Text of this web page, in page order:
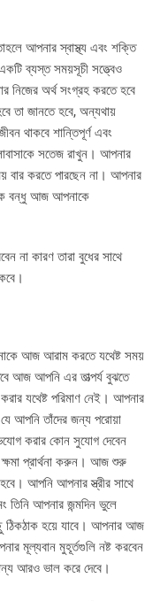
আপনার স্বাস্থ্য এবং শক্তি
ব্যস্ত সময়সূচী সত্ত্বেও
নিজের অর্থ সংগ্রহ করতে হবে
তা জানতে হবে, অন্যথায়
থাকবে শান্তিপূর্ণ এবং
সতেজ রাখুন। আপনার
বার করতে পারছেন না। আপনার
বন্ধু আজ আপনাকে
না কারণ তারা বুধের সাথে
আজ আরাম করতে যথেষ্ট সময়
আজ আপনি এর তাত্পর্য বুঝতে
যথেষ্ট পরিমাণ নেই। আপনার
আপনি তাঁদের জন্য পরোয়া
করার কোন সুযোগ দেবেন
ক্ষমা প্রার্থনা করুন। আজ শুরু
আপনি আপনার স্ত্রীর সাথে
তিনি আপনার জন্মদিন ভুলে
ঠিকঠাক হয়ে যাবে। আপনার আজ
মূল্যবান মুহূর্তগুলি নষ্ট করবেন
আরও ভাল করে দেবে।